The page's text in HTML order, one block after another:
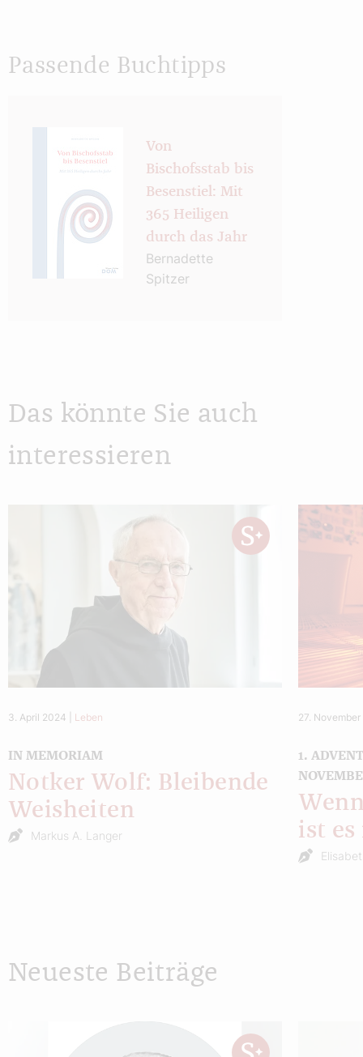
Passende Buchtipps
Von
Bischofsstab bis
Besenstiel: Mit
365 Heiligen
durch das Jahr
Bernadette
Spitzer
Das könnte Sie auch
interessieren
3. April 2024 Leben
IN MEMORIAM
Notker Wolf: Bleibende
Weisheiten
Markus A. Langer
27.
1.
ist es
Neueste Beiträge